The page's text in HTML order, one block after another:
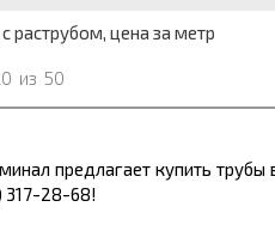
раструбом, цена за метр
из 50
предлагает купить трубы
317-28-68!